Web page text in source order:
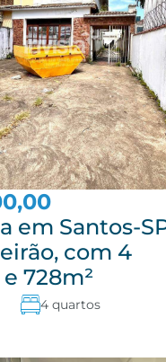
em Santos-
com 4
728m²
4 quartos